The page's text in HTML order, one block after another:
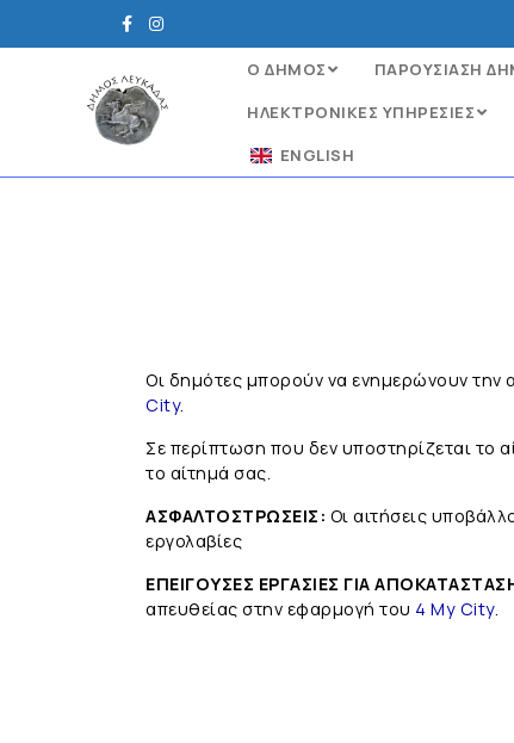
Ο ΔΗΜΟΣ ΠΑΡΟΥΣΙΑΣΗ
ΗΛΕΚΤΡΟΝΙΚΈΣ ΥΠΗΡΕΣΊΕΣ
ENGLISH
Οι δημότες μπορούν να ενημερώνουν
City.
Σε περίπτωση που δεν υποστηρίζεται
το αίτημά σας.
ΑΣΦΑΛΤΟΣΤΡΩΣΕΙΣ: Οι αιτήσεις
εργολαβίες
ΕΠΕΙΓΟΥΣΕΣ ΕΡΓΑΣΙΕΣ ΓΙΑ
απευθείας στην εφαρμογή του 4 My City.